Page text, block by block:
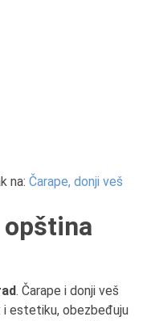
na: Čarape, donji veš
opština
. Čarape i donji veš
estetiku, obezbeđuju